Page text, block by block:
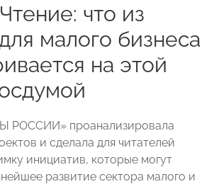
что из
малого бизнеса
на этой
РОССИИ» проанализировала
и сделала для читателей
инициатив, которые могут
развитие сектора малого и